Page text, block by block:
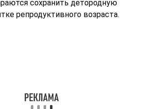
сохранить детородную
репродуктивного возраста.